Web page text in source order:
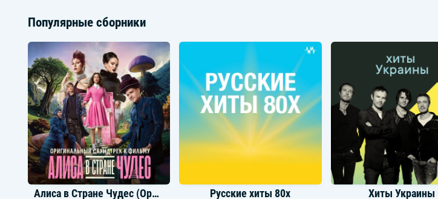
Популярные сборники
Алиса в Стране Чудес (Оригинальный саундтреки к фильму) Русские хиты 80х Хиты Украины